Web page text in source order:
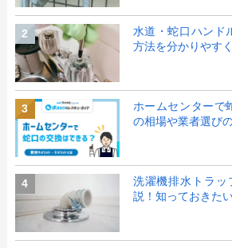
2
水道・蛇口ハンド
方法を分かりやす
3
ホームセンターで
の相場や業者選び
4
洗濯機排水トラ
説！知っておきた